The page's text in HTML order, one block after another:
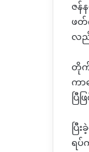
ဇန်
ဖတ်
လည်
တိုက်
ကာ
ပြီ
ပြီ
ရပ်